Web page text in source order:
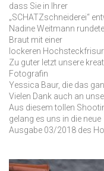
dass Sie in Ihrer
„SCHATZschneiderei“
Nadine Weitmann
Braut mit einer
lockeren Hochsteckfrisur
Zu guter letzt unsere
Fotografin
Yessica Baur, die das
Vielen Dank auch an
Aus diesem tollen
gelang es uns in die neue
Ausgabe 03/2018 des